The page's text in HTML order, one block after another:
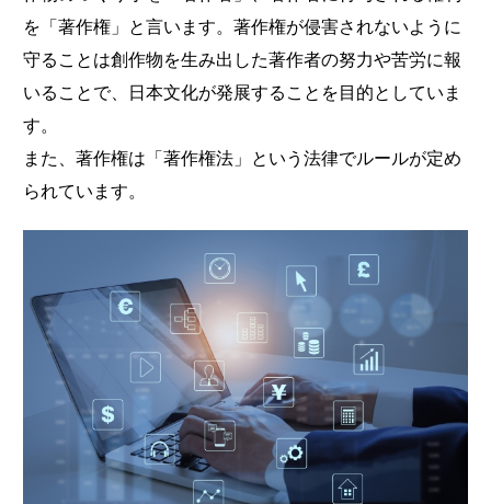
を「著作権」と言います。著作権が侵害されないように
守ることは創作物を生み出した著作者の努力や苦労に報
いることで、日本文化が発展することを目的としていま
す。
また、著作権は「著作権法」という法律でルールが定め
られています。